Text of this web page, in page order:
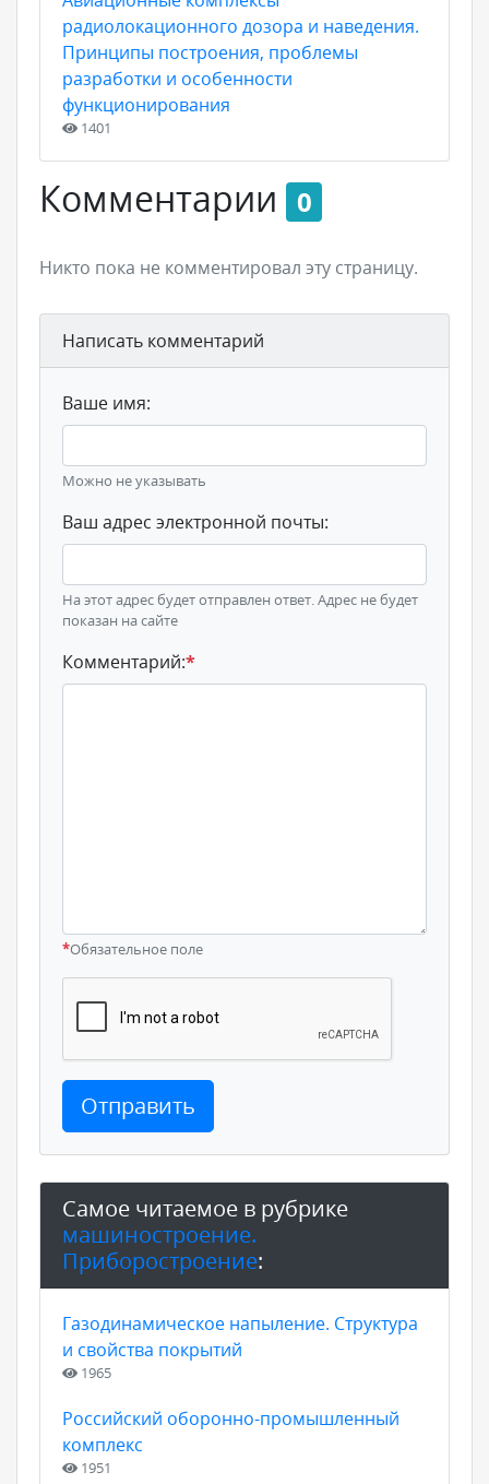
радиолокационного дозора и наведения.
Принципы построения, проблемы
разработки и особенности
функционирования
1401
Комментарии 0
Никто пока не комментировал эту страницу.
Написать комментарий
Ваше имя:
Можно не указывать
Ваш адрес электронной почты:
На этот адрес будет отправлен ответ. Адрес не будет
показан на сайте
Комментарий:*
*Обязательное поле
Отправить
Самое читаемое в рубрике
машиностроение.
Приборостроение:
Газодинамическое напыление. Структура
и свойства покрытий
1965
Российский оборонно-промышленный
комплекс
1951